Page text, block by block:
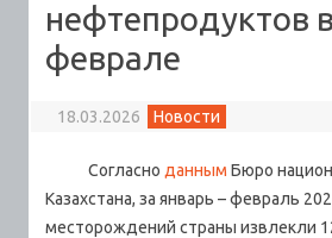
нефтепродуктов
феврале
18.03.2026 Новости
Согласно данным Бюро
Казахстана, за январь – февраль
месторождений страны извлекли